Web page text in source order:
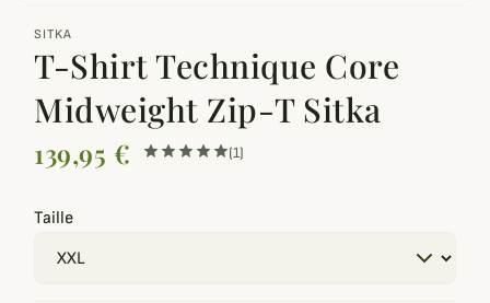
SITKA
T-Shirt Technique Core
Midweight Zip-T Sitka
139,95 € (1)
Taille